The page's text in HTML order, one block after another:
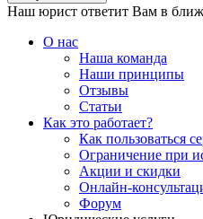
Наш юрист ответит Вам в
О нас
Наша команда
Наши принципы
Отзывы
Статьи
Как это работает?
Как пользоваться
Ограничение при
Акции и скидки
Онлайн-
Форум